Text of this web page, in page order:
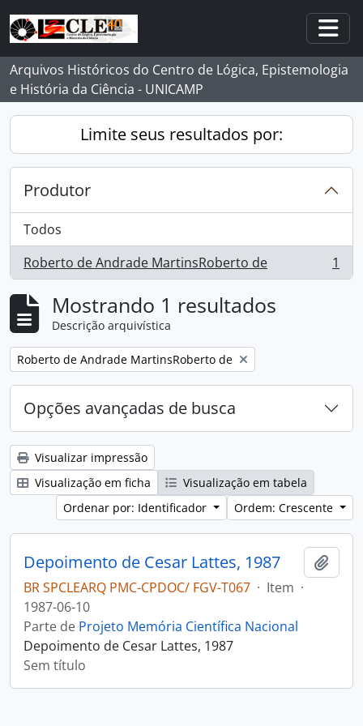
Skip to main content
Arquivos Históricos do Centro de Lógica, Epistemologia
e História da Ciência - UNICAMP
Limite seus resultados por:
Produtor
Todos
Roberto de Andrade MartinsRoberto de
, 1 resultados 1
Mostrando 1 resultados
Descrição arquivística
Remover filtro:
Roberto de Andrade MartinsRoberto de
Opções avançadas de busca
Visualizar impressão
Visualização em ficha
Visualização em tabela
Ordenar por: Identificador
Ordem: Crescente
Depoimento de Cesar Lattes, 1987
BR SPCLEARQ PMC-CPDOC/ FGV-T067 · Item ·
1987-06-10
Parte de Projeto Memória Científica Nacional
Depoimento de Cesar Lattes, 1987
Sem título